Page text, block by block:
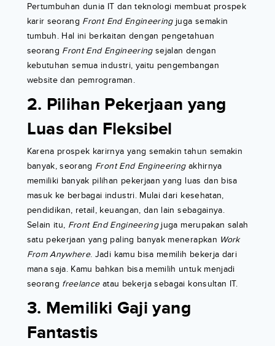
Pertumbuhan dunia IT dan teknologi membuat prospek
karir seorang Front End Engineeringjuga semakin
tumbuh. Hal ini berkaitan dengan pengetahuan
seorang Front End Engineeringsejalan dengan
kebutuhan semua industri, yaitu pengembangan
website dan pemrograman.
2. Pilihan Pekerjaan yang
Luas dan Fleksibel
Karena prospek karirnya yang semakin tahun semakin
banyak, seorang Front End Engineeringakhirnya
memiliki banyak pilihan pekerjaan yang luas dan bisa
masuk ke berbagai industri. Mulai dari kesehatan,
pendidikan, retail, keuangan, dan lain sebagainya.
Selain itu, Front End Engineeringjuga merupakan salah
satu pekerjaan yang paling banyak menerapkan Work
From Anywhere. Jadi kamu bisa memilih bekerja dari
mana saja. Kamu bahkan bisa memilih untuk menjadi
seorang freelanceatau bekerja sebagai konsultan IT.
3. Memiliki Gaji yang
Fantastis